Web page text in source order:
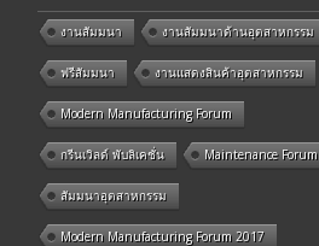
งานสัมมนา งานสัมมนาด้านอุตสาหกรรม
ฟรีสัมมนา งานแสดงสินค้าอุตสาหกรรม
Modern Manufacturing Forum
กรีนเวิลด์ พับลิเคชั่น Maintenance Forum
สัมมนาอุตสาหกรรม
Modern Manufacturing Forum 2017